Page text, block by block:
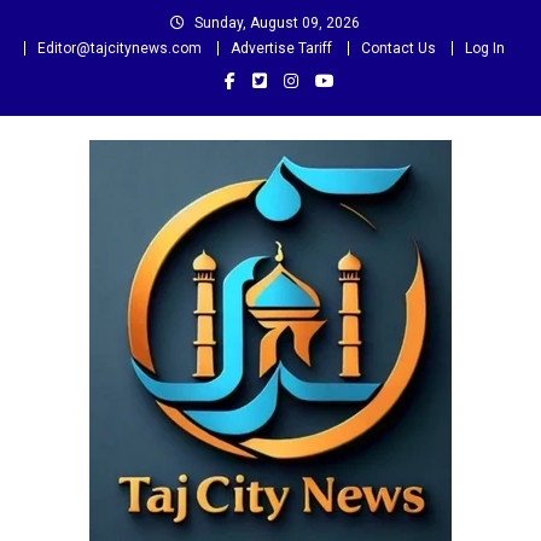
Sunday, August 09, 2026
Editor@tajcitynews.com
Advertise Tariff Contact Us Log In